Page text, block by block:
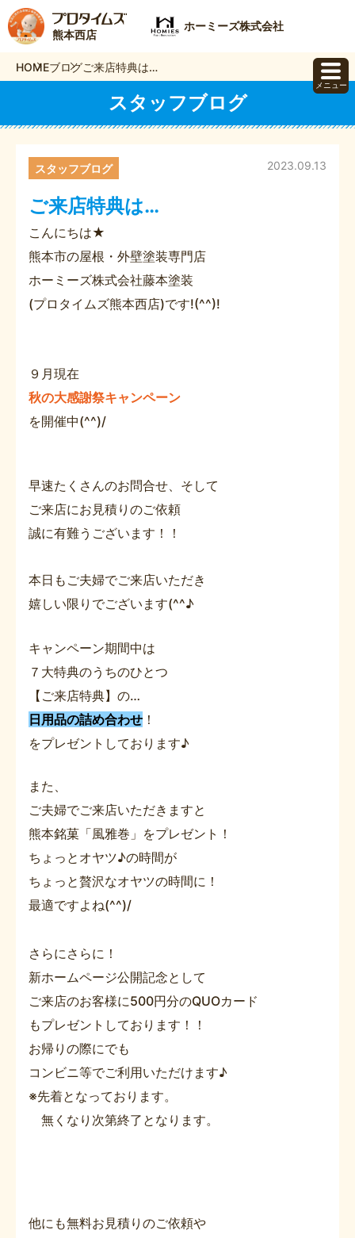
熊本西店
ホーミーズ株式会社
HOMEブログご来店特典は…
スタッフブログ
ご来店特典は…
2023.09.13
スタッフブログ
こんにちは★
熊本市の屋根・外壁塗装専門店
ホーミーズ株式会社藤本塗装
(プロタイムズ熊本西店)です!(^^)!
９月現在
秋の大感謝祭キャンペーン
を開催中(^^)/
早速たくさんのお問合せ、そして
ご来店にお見積りのご依頼
誠に有難うございます！！
本日もご夫婦でご来店いただき
嬉しい限りでございます(^^♪
キャンペーン期間中は
７大特典のうちのひとつ
【ご来店特典】の…
日用品の詰め合わせ ！
をプレゼントしております♪
また、
ご夫婦でご来店いただきますと
熊本銘菓「風雅巻」をプレゼント！
ちょっとオヤツ♪の時間が
ちょっと贅沢なオヤツの時間に！
最適ですよね(^^)/
さらにさらに！
新ホームページ公開記念として
ご来店のお客様に500円分のQUOカード
もプレゼントしております！！
お帰りの際にでも
コンビニ等でご利用いただけます♪
※先着となっております。
無くなり次第終了となります。
他にも無料お見積りのご依頼や
メニュー